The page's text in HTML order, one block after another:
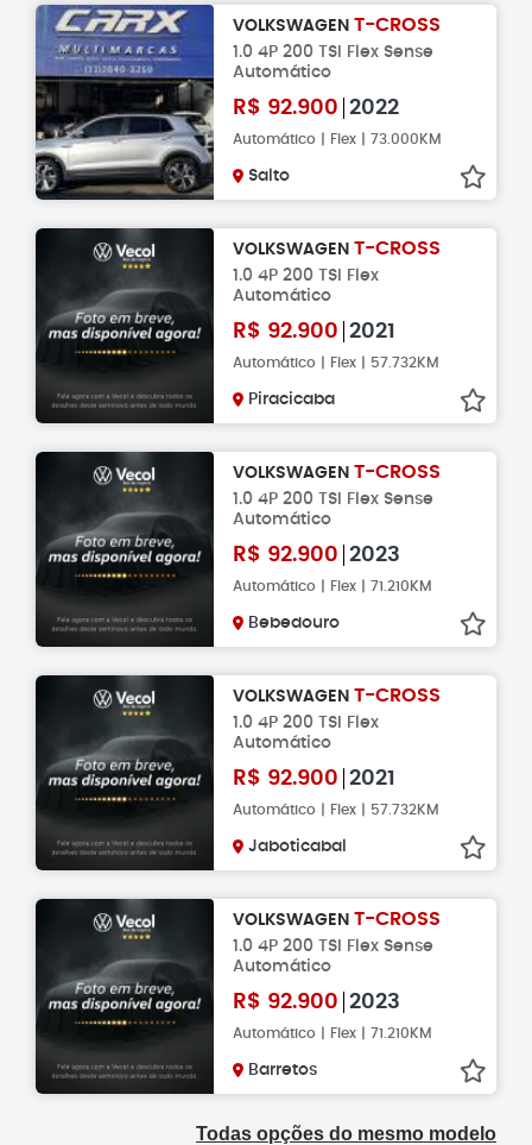
VOLKSWAGEN T-CROSS
1.0 4P 200 TSI Flex Sense
Automático
R$ 92.900 2022
Automático | Flex | 73.000KM
Salto
VOLKSWAGEN T-CROSS
1.0 4P 200 TSI Flex
Automático
R$ 92.900 2021
Automático | Flex | 57.732KM
Piracicaba
VOLKSWAGEN T-CROSS
1.0 4P 200 TSI Flex Sense
Automático
R$ 92.900 2023
Automático | Flex | 71.210KM
Bebedouro
VOLKSWAGEN T-CROSS
1.0 4P 200 TSI Flex
Automático
R$ 92.900 2021
Automático | Flex | 57.732KM
Jaboticabal
VOLKSWAGEN T-CROSS
1.0 4P 200 TSI Flex Sense
Automático
R$ 92.900 2023
Automático | Flex | 71.210KM
Barretos
Todas opções do mesmo modelo